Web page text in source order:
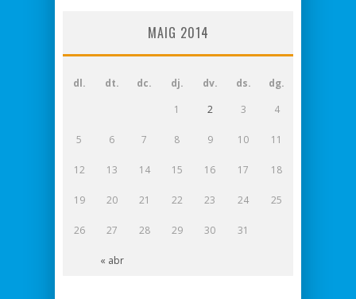
MAIG 2014
dl. dt. dc. dj. dv. ds. dg.
« abr
1 2 3 4
5 6 7 8 9 10 11
12 13 14 15 16 17 18
19 20 21 22 23 24 25
26 27 28 29 30 31